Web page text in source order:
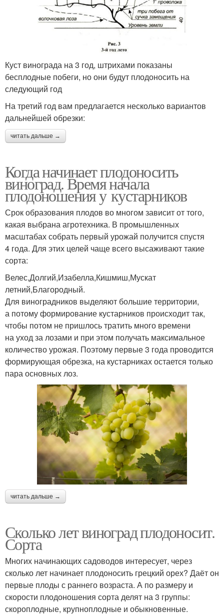
Куст винограда на 3 год, штрихами показаны
бесплодные побеги, но они будут плодоносить на
следующий год
На третий год вам предлагается несколько вариантов
дальнейшей обрезки:
читать дальше →
Когда начинает плодоносить
виноград. Время начала
плодоношения у кустарников
Срок образования плодов во многом зависит от того,
какая выбрана агротехника. В промышленных
масштабах собрать первый урожай получится спустя
4 года. Для этих целей чаще всего высаживают такие
сорта:
Велес,Долгий,Изабелла,Кишмиш,Мускат
летний,Благородный.
Для виноградников выделяют большие территории,
а потому формирование кустарников происходит так,
чтобы потом не пришлось тратить много времени
на уход за лозами и при этом получать максимальное
количество урожая. Поэтому первые 3 года проводится
формирующая обрезка, на кустарниках остается только
пара основных лоз.
читать дальше →
Сколько лет виноград плодоносит.
Сорта
Многих начинающих садоводов интересует, через
сколько лет начинает плодоносить грецкий орех? Даёт он
первые плоды с раннего возраста. А по размеру и
скорости плодоношения сорта делят на 3 группы:
скороплодные, крупноплодные и обыкновенные.